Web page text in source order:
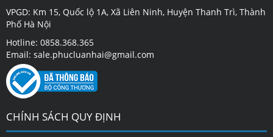
VPGD: Km 15, Quốc lộ 1A, Xã Liên Ninh, Huyện Thanh Trì, Thành
Phố Hà Nội
Hotline: 0858.368.365
Email: sale.phucluanhai@gmail.com
CHÍNH SÁCH QUY ĐỊNH